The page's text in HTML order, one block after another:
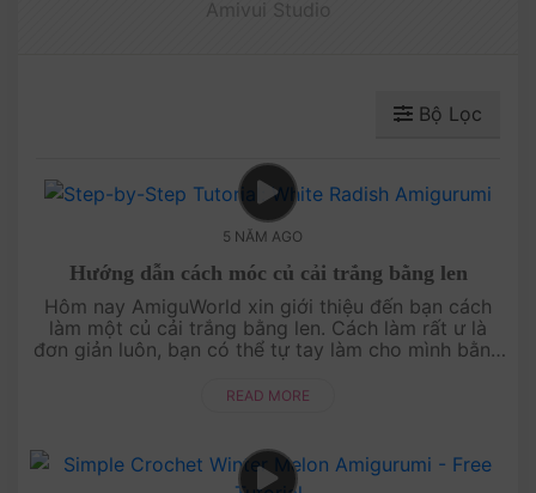
Bộ Lọc
5 NĂM AGO
Hướng dẫn cách móc củ cải trắng bằng len
Hôm nay AmiguWorld xin giới thiệu đến bạn cách
làm một củ cải trắng bằng len. Cách làm rất ư là
đơn giản luôn, bạn có thể tự tay làm cho mình bằng
READ MORE